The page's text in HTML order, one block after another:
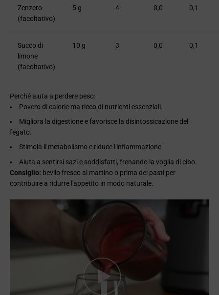
Zenzero
(facoltativo)
5 g 4 0,0 0,1
Succo di
limone
(facoltativo)
10 g 3 0,0 0,1
Perché aiuta a perdere peso:
Povero di calorie ma ricco di nutrienti essenziali.
Migliora la digestione e favorisce la disintossicazione del
fegato.
Stimola il metabolismo e riduce l'infiammazione
Aiuta a sentirsi sazi e soddisfatti, frenando la voglia di cibo.
Consiglio: bevilo fresco al mattino o prima dei pasti per
contribuire a ridurre l'appetito in modo naturale.